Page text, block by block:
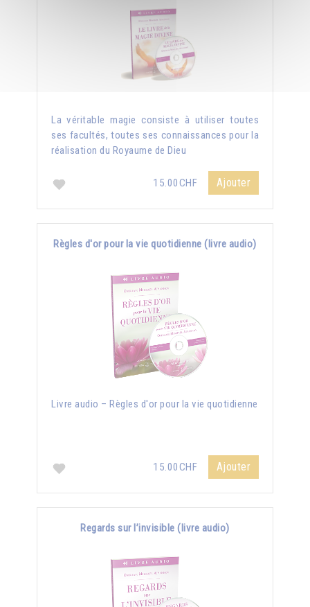
La véritable magie consiste à utiliser toutes
ses facultés, toutes ses connaissances pour la
réalisation du Royaume de Dieu
15.00CHF Ajouter
Règles d'or pour la vie quotidienne (livre audio)
Livre audio – Règles d'or pour la vie quotidienne
15.00CHF Ajouter
Regards sur l’invisible (livre audio)